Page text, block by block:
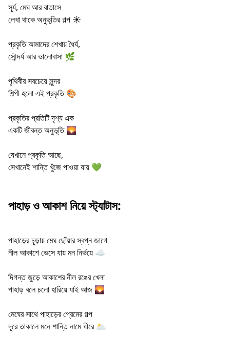
সূর্য, মেঘ আর বাতাসে
লেখা থাকে অনুভূতির গল্প ☀️
প্রকৃতি আমাদের শেখায় ধৈর্য,
সৌন্দর্য আর ভালোবাসা 🌿
পৃথিবীর সবচেয়ে সুন্দর
শিল্পী হলো এই প্রকৃতি 🎨
প্রকৃতির প্রতিটি দৃশ্য এক
একটি জীবন্ত অনুভূতি 🌄
যেখানে প্রকৃতি আছে,
সেখানেই শান্তি খুঁজে পাওয়া যায় 💚
পাহাড় ও আকাশ নিয়ে স্ট্যাটাস:
পাহাড়ের চূড়ায় মেঘ ছোঁয়ার স্বপ্ন জাগে
নীল আকাশে ভেসে যায় মন নির্ভয়ে ☁️
দিগন্ত জুড়ে আকাশের নীল রঙের খেলা
পাহাড় বলে চলো হারিয়ে যাই আজ 🌄
মেঘের সাথে পাহাড়ের প্রেমের গল্প
দূরে তাকালে মনে শান্তি নামে ধীরে 🌥️